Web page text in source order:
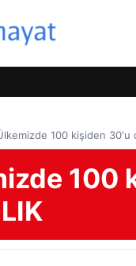
100 kişiden 30'u
100